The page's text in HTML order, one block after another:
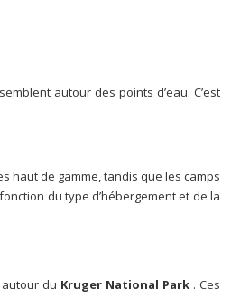
autour des points d’eau. C’est
haut de gamme, tandis que les camps
du type d’hébergement et de la
du Kruger National Park . Ces